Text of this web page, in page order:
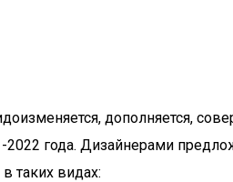
дополняется,
года. Дизайнерами
таких видах: